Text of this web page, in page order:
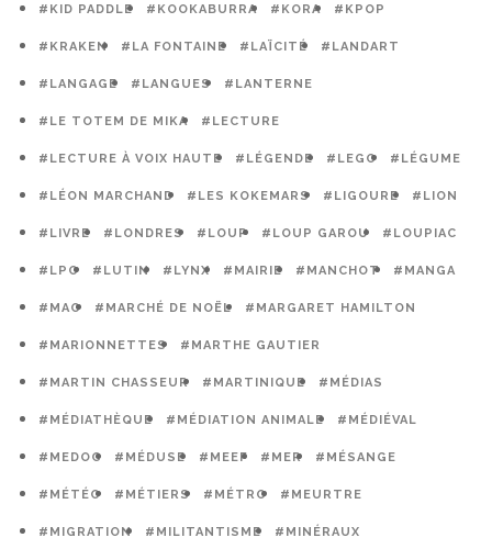
#KID PADDLE #KOOKABURRA #KORA #KPOP
#KRAKEN #LA FONTAINE #LAÏCITÉ #LANDART
#LANGAGE #LANGUES #LANTERNE
#LE TOTEM DE MIKA #LECTURE
#LECTURE À VOIX HAUTE #LÉGENDE #LEGO #LÉGUME
#LÉON MARCHAND #LES KOKEMARS #LIGOURE #LION
#LIVRE #LONDRES #LOUP #LOUP GAROU #LOUPIAC
#LPO #LUTIN #LYNX #MAIRIE #MANCHOT #MANGA
#MAO #MARCHÉ DE NOËL #MARGARET HAMILTON
#MARIONNETTES #MARTHE GAUTIER
#MARTIN CHASSEUR #MARTINIQUE #MÉDIAS
#MÉDIATHÈQUE #MÉDIATION ANIMALE #MÉDIÉVAL
#MEDOC #MÉDUSE #MEEF #MER #MÉSANGE
#MÉTÉO #MÉTIERS #MÉTRO #MEURTRE
#MIGRATION #MILITANTISME #MINÉRAUX